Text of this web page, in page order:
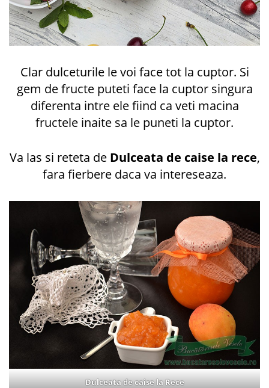
Clar dulceturile le voi face tot la cuptor. Si
gem de fructe puteti face la cuptor singura
diferenta intre ele fiind ca veti macina
fructele inaite sa le puneti la cuptor.
Va las si reteta de Dulceata de caise la rece,
fara fierbere daca va intereseaza.
Dulceata de caise la Rece